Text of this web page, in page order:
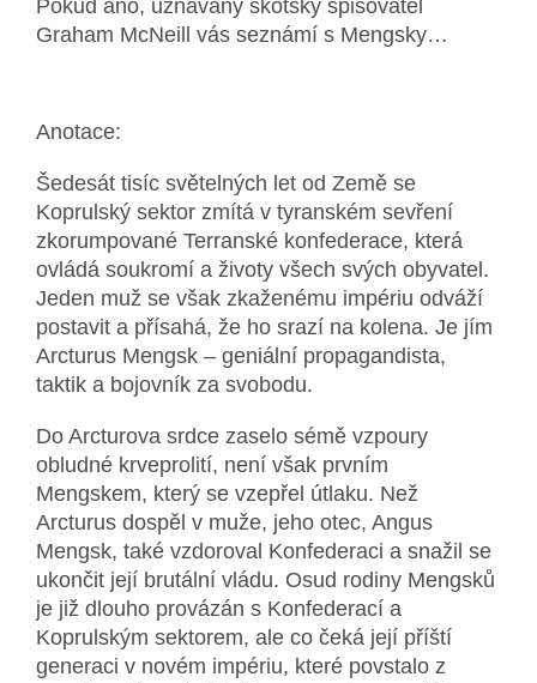
Pokud ano, uznávaný skotský spisovatel
Graham McNeill vás seznámí s Mengsky…
Anotace:
Šedesát tisíc světelných let od Země se
Koprulský sektor zmítá v tyranském sevření
zkorumpované Terranské konfederace, která
ovládá soukromí a životy všech svých obyvatel.
Jeden muž se však zkaženému impériu odváží
postavit a přísahá, že ho srazí na kolena. Je jím
Arcturus Mengsk – geniální propagandista,
taktik a bojovník za svobodu.
Do Arcturova srdce zaselo sémě vzpoury
obludné krveprolití, není však prvním
Mengskem, který se vzepřel útlaku. Než
Arcturus dospěl v muže, jeho otec, Angus
Mengsk, také vzdoroval Konfederaci a snažil se
ukončit její brutální vládu. Osud rodiny Mengsků
je již dlouho provázán s Konfederací a
Koprulským sektorem, ale co čeká její příští
generaci v novém impériu, které povstalo z